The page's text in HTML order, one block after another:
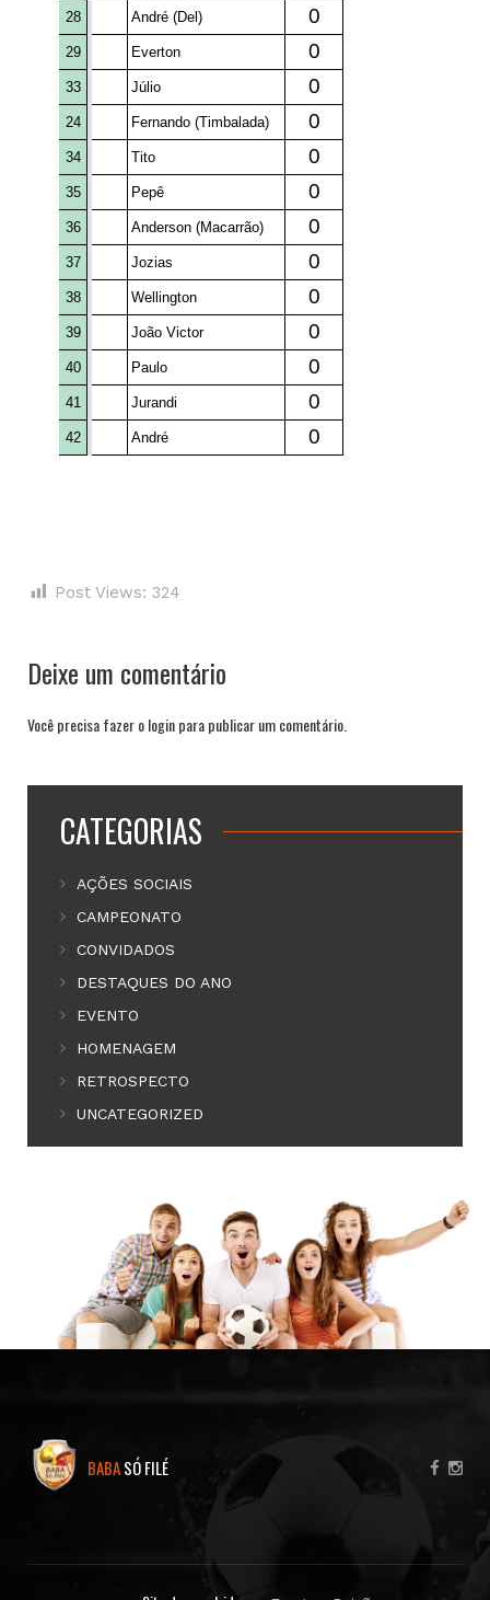
Post Views: 324
Deixe um comentário
Você precisa fazer ologinpara publicar um comentário.
CATEGORIAS
AÇÕES SOCIAIS
CAMPEONATO
CONVIDADOS
DESTAQUES DO ANO
EVENTO
HOMENAGEM
RETROSPECTO
UNCATEGORIZED
BABASÓ FILÉ